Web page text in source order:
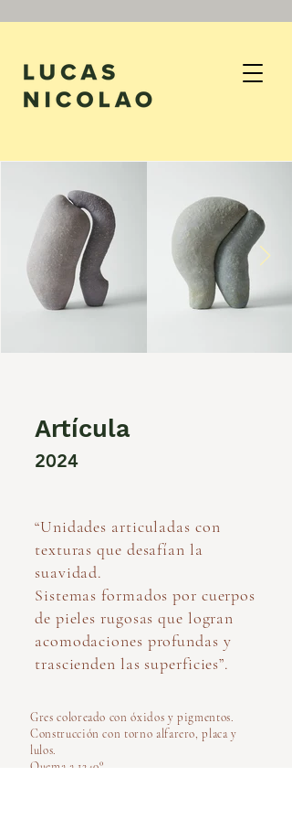
Artícula
2024
“Unidades articuladas con
texturas que desafían la
suavidad.
Sistemas formados por cuerpos
de pieles rugosas que logran
acomodaciones profundas y
trascienden las superficies”.
Gres coloreado con óxidos y pigmentos.
Construcción con torno alfarero, placa y
lulos.
Quema a 1240°